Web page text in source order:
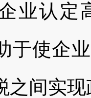
业认定
于使企
之间实